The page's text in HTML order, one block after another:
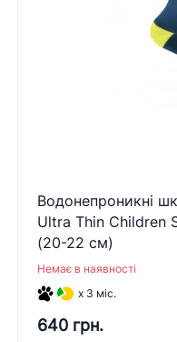
Водонепроникні
Ultra Thin Children
(20-22 см)
Немає в наявності
x 3 міс.
640 грн.